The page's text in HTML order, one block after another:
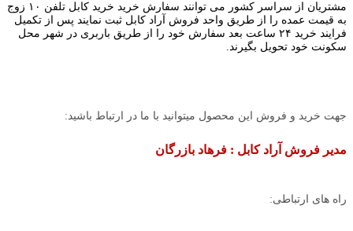
مشتریان از سراسر کشور می توانند سفارش خرید خرید کابل تلفن ۱۰ زوج
به قیمت عمده را از طریق واحد فروش آراد کابل ثبت نمایند پس از تکمیل
فرایند خرید ۲۴ ساعت بعد سفارش خود را از طریق باربری در شهر محل
سکونت خود تحویل بگیرند.
جهت خرید و فروش این محصول میتوانید با ما در ارتباط باشید:
مدیر فروش آراد کابل : فرهاد بازرگان
راه های ارتباطی: